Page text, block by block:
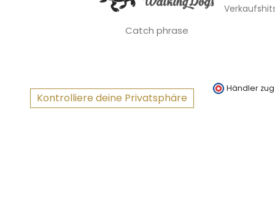
Catch phrase
Kontrolliere deine Privatsphäre
Händler